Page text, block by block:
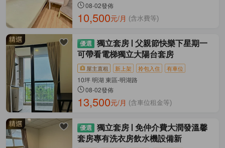
08-02發佈
10,500元/月 (含水費等)
獨立套房
父親節快樂下星期一
可帶看電梯獨立大陽台套房
屋主直租 新上架 拎包入住 有車位
10坪 明湖 東區-明湖路
08-02發佈
13,500元/月 (含車位租金等)
獨立套房
免仲介費大潤發溫馨
套房專有洗衣房飲水機設備新